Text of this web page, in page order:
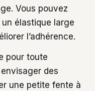
Vous pouvez
élastique large
l’adhérence.
pour toute
des
une petite fente à